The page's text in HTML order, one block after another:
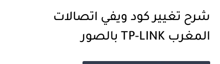
شرح تغيير كود ويفي اتصالات
المغرب TP-LINK بالصور